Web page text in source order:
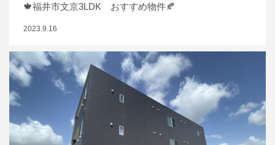
🍁福井市文京3LDK おすすめ物件🍂
2023.9.16